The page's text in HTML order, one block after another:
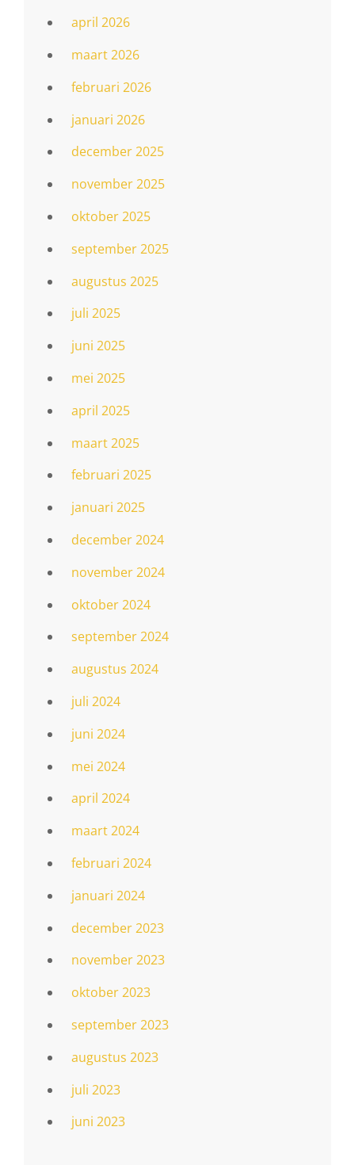
april 2026
maart 2026
februari 2026
januari 2026
december 2025
november 2025
oktober 2025
september 2025
augustus 2025
juli 2025
juni 2025
mei 2025
april 2025
maart 2025
februari 2025
januari 2025
december 2024
november 2024
oktober 2024
september 2024
augustus 2024
juli 2024
juni 2024
mei 2024
april 2024
maart 2024
februari 2024
januari 2024
december 2023
november 2023
oktober 2023
september 2023
augustus 2023
juli 2023
juni 2023